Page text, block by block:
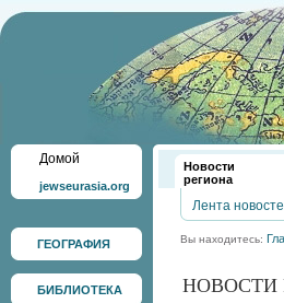
Домой
jewseurasia.org
ГЕОГРАФИЯ
БИБЛИОТЕКА
Новости
региона
Лента
Вы находитесь:
НОВОСТИ